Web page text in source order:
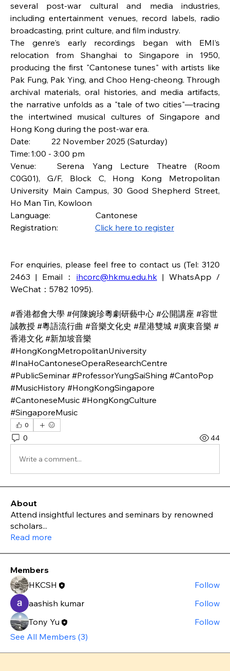
several post-war cultural and media industries,
including entertainment venues, record labels, radio
broadcasting, print culture, and film industry.
The genre's early recordings began with EMI’s
relocation from Shanghai to Singapore in 1950,
producing the first "Cantonese tunes" with artists like
Pak Fung, Pak Ying, and Choo Heng-cheong. Through
archival materials, oral histories, and media artifacts,
the narrative unfolds as a "tale of two cities"—tracing
the intertwined musical cultures of Singapore and
Hong Kong during the post-war era.
Date:	22 November 2025 (Saturday)
Time:	1:00 - 3:00 pm
Venue:	Serena Yang Lecture Theatre (Room
C0G01), G/F, Block C, Hong Kong Metropolitan
University Main Campus, 30 Good Shepherd Street,
Ho Man Tin, Kowloon
Language:                      Cantonese
Registration: Click here to register
For enquiries, please feel free to contact us (Tel: 3120
2463 | Email： ihcorc@hkmu.edu.hk | WhatsApp /
WeChat：5782 1095).
#香港都會大學 #何陳婉珍粵劇研藝中心 #公開講座 #容世
誠教授 #粵語流行曲 #音樂文化史 #星港雙城 #廣東音樂 #
香港文化 #新加坡音樂
#HongKongMetropolitanUniversity
#InaHoCantoneseOperaResearchCentre
#PublicSeminar #ProfessorYungSaiShing #CantoPop
#MusicHistory #HongKongSingapore
#CantoneseMusic #HongKongCulture
#SingaporeMusic
0
0 44
Write a comment...
About
Attend insightful lectures and seminars by renowned
scholars...
Read more
Members
HKCSH
Follow
aashish kumar
Follow
Tony Yu
Follow
See All Members (3)